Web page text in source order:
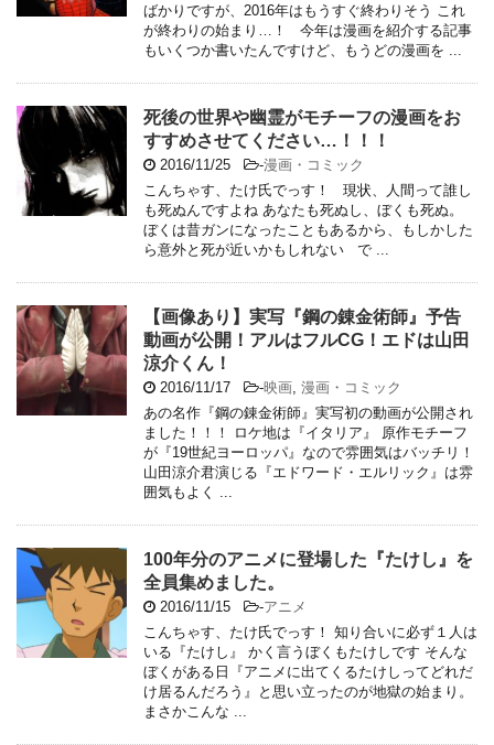
ばかりですが、2016年はもうすぐ終わりそう これ
が終わりの始まり…！ 今年は漫画を紹介する記事
もいくつか書いたんですけど、もうどの漫画を ...
死後の世界や幽霊がモチーフの漫画をお
すすめさせてください…！！！
2016/11/25 -漫画・コミック
こんちゃす、たけ氏でっす！ 現状、人間って誰し
も死ぬんですよね あなたも死ぬし、ぼくも死ぬ。
ぼくは昔ガンになったこともあるから、もしかした
ら意外と死が近いかもしれない で ...
【画像あり】実写『鋼の錬金術師』予告
動画が公開！アルはフルCG！エドは山田
涼介くん！
2016/11/17 -映画 漫画・コミック
あの名作『鋼の錬金術師』実写初の動画が公開され
ました！！！ ロケ地は『イタリア』 原作モチーフ
が『19世紀ヨーロッパ』なので雰囲気はバッチリ！
山田涼介君演じる『エドワード・エルリック』は雰
囲気もよく ...
100年分のアニメに登場した『たけし』を
全員集めました。
2016/11/15 -アニメ
こんちゃす、たけ氏でっす！ 知り合いに必ず１人は
いる『たけし』 かく言うぼくもたけしです そんな
ぼくがある日『アニメに出てくるたけしってどれだ
け居るんだろう』と思い立ったのが地獄の始まり。
まさかこんな ...